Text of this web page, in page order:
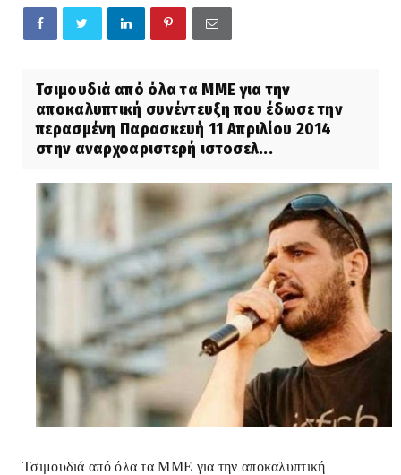
Τσιμουδιά από όλα τα ΜΜΕ για την
αποκαλυπτική συνέντευξη που έδωσε την
περασμένη Παρασκευή 11 Απριλίου 2014
στην αναρχοαριστερή ιστοσελ...
Τσιμουδιά από όλα τα ΜΜΕ για την αποκαλυπτική